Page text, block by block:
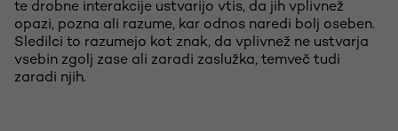
te drobne interakcije ustvarijo vtis, da jih vplivnež
opazi, pozna ali razume, kar odnos naredi bolj oseben.
Sledilci to razumejo kot znak, da vplivnež ne ustvarja
vsebin zgolj zase ali zaradi zaslužka, temveč tudi
zaradi njih.